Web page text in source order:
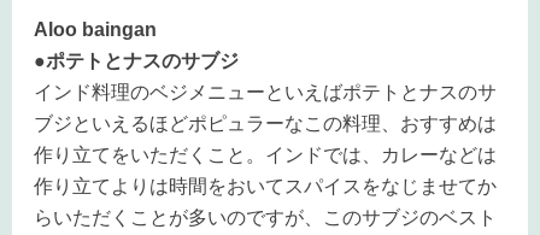
Aloo baingan
●ポテトとナスのサブジ
インド料理のベジメニューといえばポテトとナスのサ
ブジといえるほどポピュラーなこの料理、おすすめは
作り立てをいただくこと。インドでは、カレーなどは
作り立てよりは時間をおいてスパイスをなじませてか
らいただくことが多いのですが、このサブジのベスト